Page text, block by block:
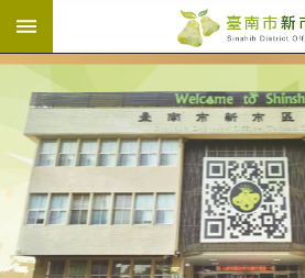
跳到主要內容區塊